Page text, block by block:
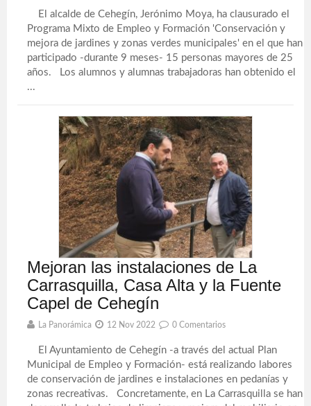
El alcalde de Cehegín, Jerónimo Moya, ha clausurado el
Programa Mixto de Empleo y Formación 'Conservación y
mejora de jardines y zonas verdes municipales' en el que han
participado -durante 9 meses- 15 personas mayores de 25
años. Los alumnos y alumnas trabajadoras han obtenido el
...
Mejoran las instalaciones de La
Carrasquilla, Casa Alta y la Fuente
Capel de Cehegín
La Panorámica 12 Nov 2022 0 Comentarios
El Ayuntamiento de Cehegín -a través del actual Plan
Municipal de Empleo y Formación- está realizando labores
de conservación de jardines e instalaciones en pedanías y
zonas recreativas. Concretamente, en La Carrasquilla se han